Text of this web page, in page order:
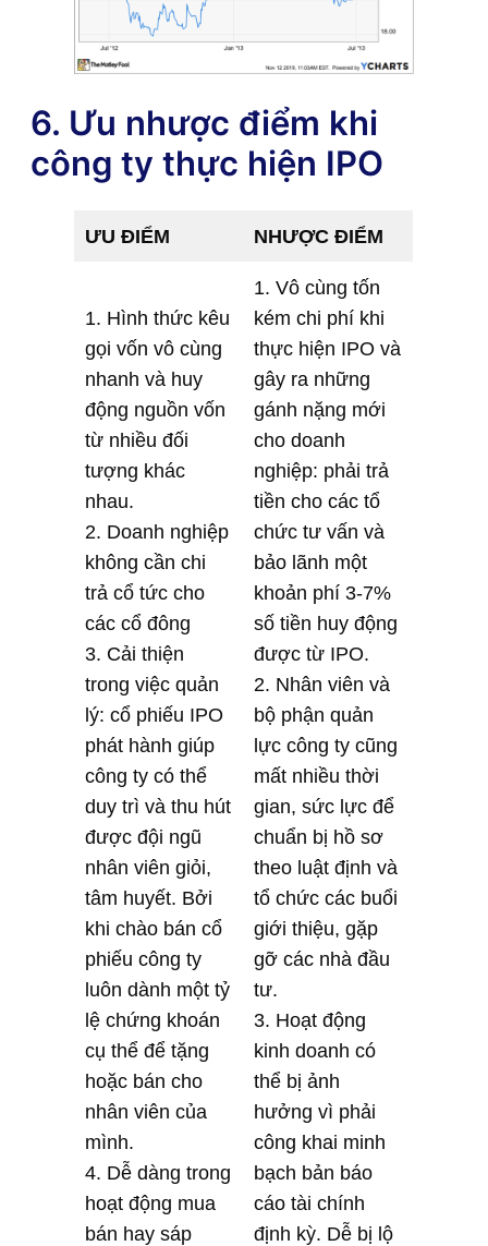
6. Ưu nhược điểm khi
công ty thực hiện IPO
ƯU ĐIỂM NHƯỢC ĐIỂM
1. Hình thức kêu
gọi vốn vô cùng
nhanh và huy
động nguồn vốn
từ nhiều đối
tượng khác
nhau.
2. Doanh nghiệp
không cần chi
trả cổ tức cho
các cổ đông
3. Cải thiện
trong việc quản
lý: cổ phiếu IPO
phát hành giúp
công ty có thể
duy trì và thu hút
được đội ngũ
nhân viên giỏi,
tâm huyết. Bởi
khi chào bán cổ
phiếu công ty
luôn dành một tỷ
lệ chứng khoán
cụ thể để tặng
hoặc bán cho
nhân viên của
mình.
4. Dễ dàng trong
hoạt động mua
bán hay sáp
1. Vô cùng tốn
kém chi phí khi
thực hiện IPO và
gây ra những
gánh nặng mới
cho doanh
nghiệp: phải trả
tiền cho các tổ
chức tư vấn và
bảo lãnh một
khoản phí 3-7%
số tiền huy động
được từ IPO.
2. Nhân viên và
bộ phận quản
lực công ty cũng
mất nhiều thời
gian, sức lực để
chuẩn bị hồ sơ
theo luật định và
tổ chức các buổi
giới thiệu, gặp
gỡ các nhà đầu
tư.
3. Hoạt động
kinh doanh có
thể bị ảnh
hưởng vì phải
công khai minh
bạch bản báo
cáo tài chính
định kỳ. Dễ bị lộ